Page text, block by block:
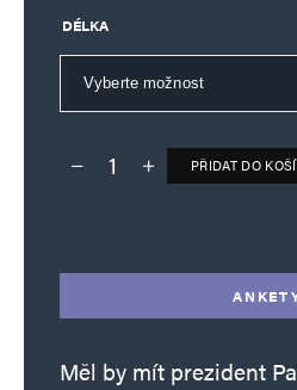
DÉLKA
Deník TO – verze bez reklam
PŘIDAT DO
Měl by mít prezident